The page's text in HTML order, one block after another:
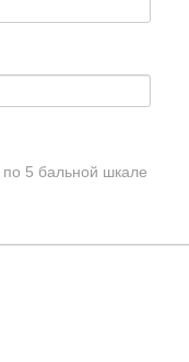
5 бальной шкале